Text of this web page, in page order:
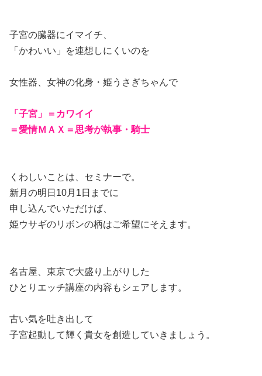
子宮の臓器にイマイチ、
「かわいい」を連想しにくいのを
女性器、女神の化身・姫うさぎちゃんで
「子宮」＝カワイイ
＝愛情ＭＡＸ＝思考が執事・騎士
くわしいことは、セミナーで。
新月の明日10月1日までに
申し込んでいただけば、
姫ウサギのリボンの柄はご希望にそえます。
名古屋、東京で大盛り上がりした
ひとりエッチ講座の内容もシェアします。
古い気を吐き出して
子宮起動して輝く貴女を創造していきましょう。